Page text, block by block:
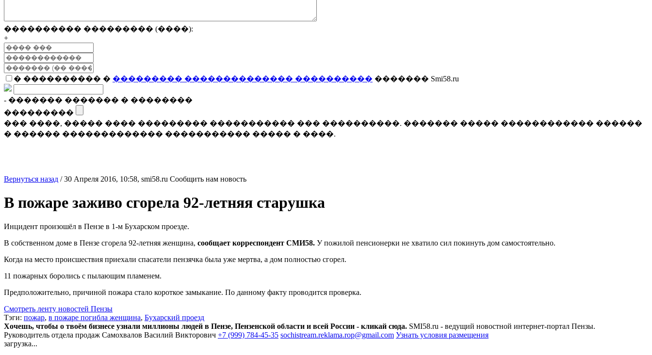
���������� ��������� (����):
+
� ���������� � ��������� �������������� ���������� ������� Smi58.ru
- ������� ������� � ��������
���������
��� ����, ����� ���� ��������� ����������� ��� ����������. ������� ����� ������������ ������
� ������ ������������� ����������� ����� � ����.
Вернуться назад /30 Апреля 2016, 10:58, smi58.ru Сообщить нам новость
В пожаре заживо сгорела 92-летняя старушка
Инцидент произошёл в Пензе в 1-м Бухарском проезде.
В собственном доме в Пензе сгорела 92-летняя женщина, сообщает корреспондент СМИ58. У пожилой пенсионерки не хватило сил покинуть дом самостоятельно.
Когда на место происшествия приехали спасатели пензячка была уже мертва, а дом полностью сгорел.
11 пожарных боролись с пылающим пламенем.
Предположительно, причиной пожара стало короткое замыкание. По данному факту проводится проверка.
Смотреть ленту новостей Пензы
Тэги: пожар, в пожаре погибла женщина, Бухарский проезд
Хочешь, чтобы о твоём бизнесе узнали миллионы людей в Пензе, Пензенской области и всей России - кликай сюда. SMI58.ru - ведущий новостной интернет-портал Пензы.
Руководитель отдела продаж Самохвалов Василий Викторович +7 (999) 784-45-35 sochistream.reklama.rop@gmail.com Узнать условия размещения
загрузка...